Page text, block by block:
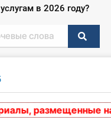
в 2026 году?
размещенные на